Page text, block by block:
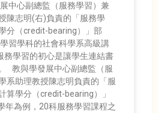
中心副總監（服務學習）兼
陳志明(右)負責的「服務學
分（credit-bearing）」部
習學科的社會科學系高級講
務學習的初心是讓學生連結書
教與學發展中心副總監（服
系助理教授陳志明負責的「服
算學分（credit-bearing）」
年為例，20科服務學習課程之